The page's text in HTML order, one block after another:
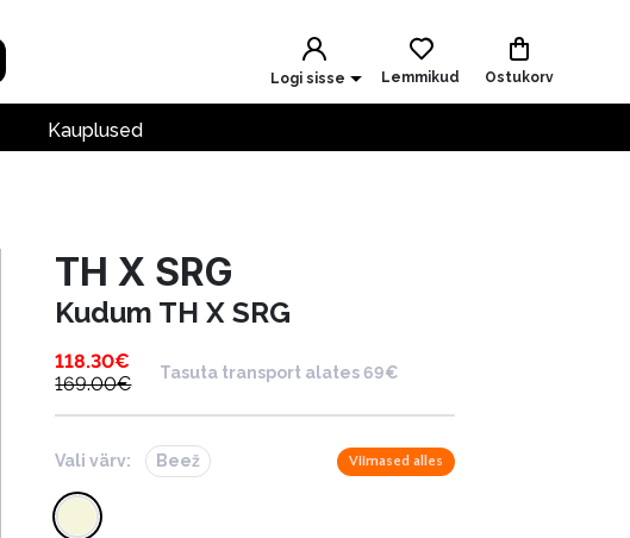
Logi sisse Lemmikud Ostukorv
Kauplused
TH X SRG
Kudum TH X SRG
118.30€
169.00€
Tasuta transport alates 69€
Vali värv: Beež Viimased alles